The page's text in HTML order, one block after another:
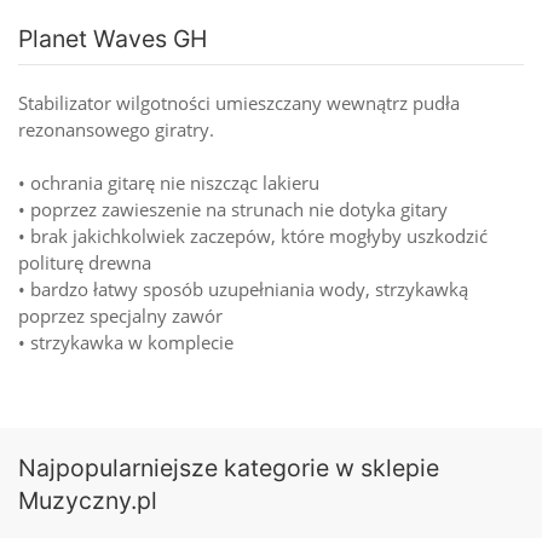
Planet Waves GH
Stabilizator wilgotności umieszczany wewnątrz pudła
rezonansowego giratry.
• ochrania gitarę nie niszcząc lakieru
• poprzez zawieszenie na strunach nie dotyka gitary
• brak jakichkolwiek zaczepów, które mogłyby uszkodzić
politurę drewna
• bardzo łatwy sposób uzupełniania wody, strzykawką
poprzez specjalny zawór
• strzykawka w komplecie
Najpopularniejsze kategorie w sklepie
Muzyczny.pl